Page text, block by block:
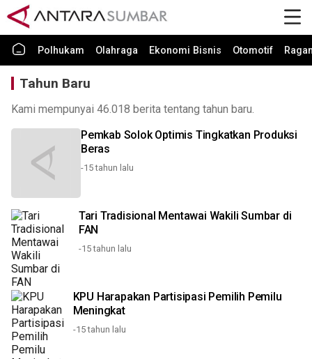
Polhukam Olahraga Ekonomi Bisnis Otomotif
Tahun Baru
Kami mempunyai 46.018 berita tentang tahun baru.
Pemkab Solok Optimis Tingkatkan Produksi
Beras
-15 tahun lalu
Tari Tradisional Mentawai Wakili Sumbar di
FAN
-15 tahun lalu
KPU Harapakan Partisipasi Pemilih Pemilu
Meningkat
-15 tahun lalu